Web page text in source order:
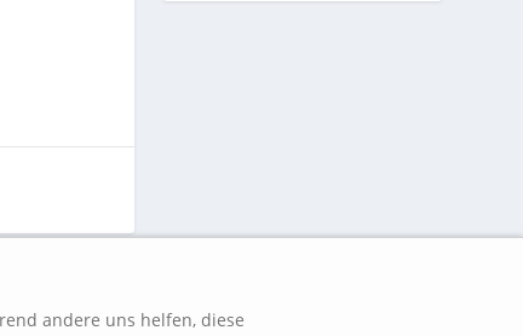
andere uns helfen, diese